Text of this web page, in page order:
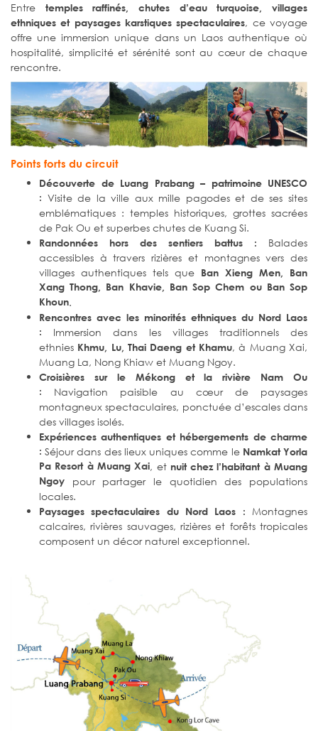
Entre temples raffinés, chutes d’eau turquoise, villages
ethniques et paysages karstiques spectaculaires, ce voyage
offre une immersion unique dans un Laos authentique où
hospitalité, simplicité et sérénité sont au cœur de chaque
rencontre.
Points forts du circuit
Découverte de Luang Prabang – patrimoine UNESCO
: Visite de la ville aux mille pagodes et de ses sites
emblématiques : temples historiques, grottes sacrées
de Pak Ou et superbes chutes de Kuang Si.
Randonnées hors des sentiers battus : Balades
accessibles à travers rizières et montagnes vers des
villages authentiques tels que Ban Xieng Men, Ban
Xang Thong, Ban Khavie, Ban Sop Chem ou Ban Sop
Khoun.
Rencontres avec les minorités ethniques du Nord Laos
: Immersion dans les villages traditionnels des
ethnies Khmu, Lu, Thai Daeng et Khamu, à Muang Xai,
Muang La, Nong Khiaw et Muang Ngoy.
Croisières sur le Mékong et la rivière Nam Ou
: Navigation paisible au cœur de paysages
montagneux spectaculaires, ponctuée d’escales dans
des villages isolés.
Expériences authentiques et hébergements de charme
:Séjour dans des lieux uniques comme le Namkat Yorla
Pa Resort à Muang Xai, et nuit chez l’habitant à Muang
Ngoy pour partager le quotidien des populations
locales.
Paysages spectaculaires du Nord Laos : Montagnes
calcaires, rivières sauvages, rizières et forêts tropicales
composent un décor naturel exceptionnel.